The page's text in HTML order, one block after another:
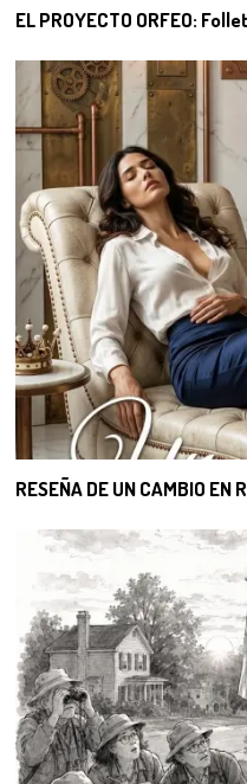
EL PROYECTO ORFEO:
RESEÑA DE UN CAMBIO